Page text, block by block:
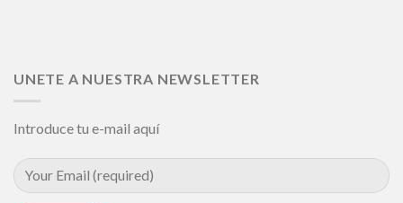
UNETE A NUESTRA NEWSLETTER
Introduce tu e-mail aquí